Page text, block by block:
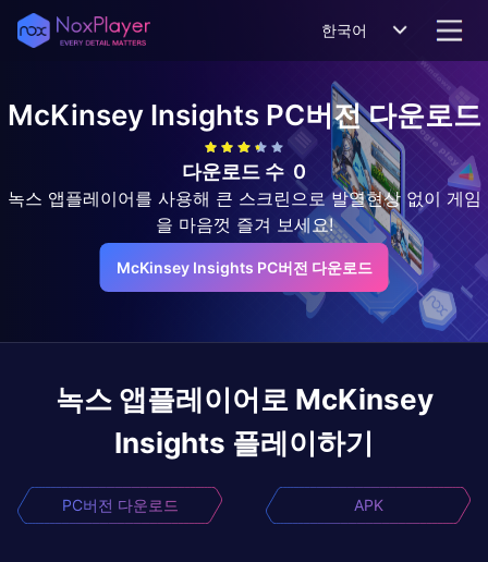
한국어
McKinsey InsightsPC버전 다운로드
다운로드 수 0
녹스 앱플레이어를 사용해 큰 스크린으로 발열현상 없이 게임
을 마음껏 즐겨 보세요!
McKinsey Insights PC버전 다운로드
녹스 앱플레이어로 McKinsey
Insights 플레이하기
PC버전 다운로드 APK